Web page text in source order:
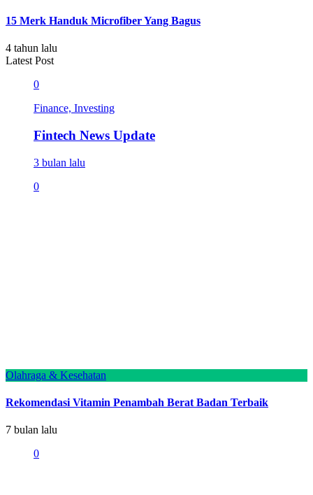
15 Merk Handuk Microfiber Yang Bagus
4 tahun lalu
Latest Post
0
Finance, Investing
Fintech News Update
3 bulan lalu
0
Olahraga & Kesehatan
Rekomendasi Vitamin Penambah Berat Badan Terbaik
7 bulan lalu
0